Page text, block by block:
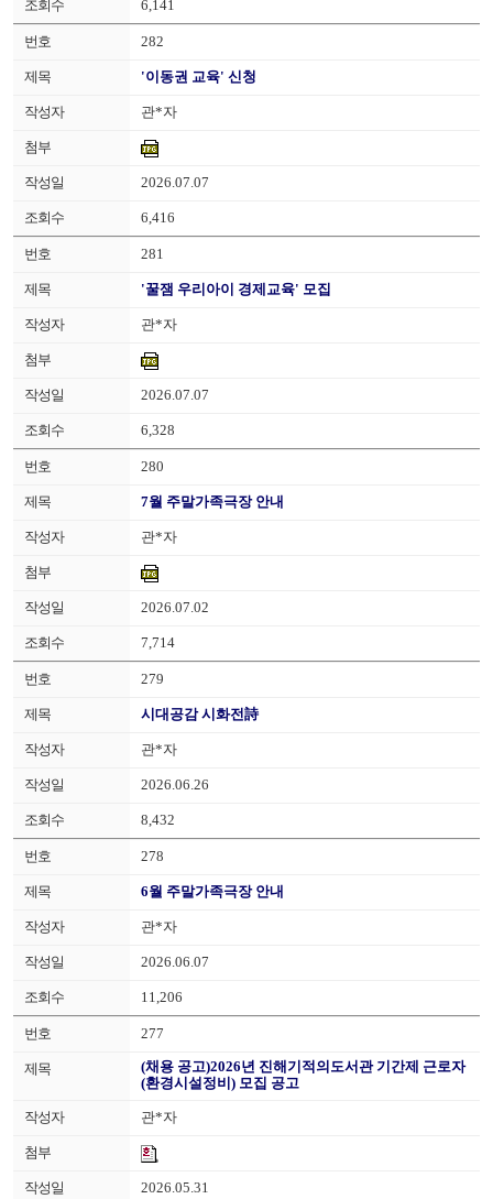
6,141
282
'이동권 교육' 신청
관*자
2026.07.07
6,416
281
'꿀잼 우리아이 경제교육' 모집
관*자
2026.07.07
6,328
280
7월 주말가족극장 안내
관*자
2026.07.02
7,714
279
시대공감 시화전詩
관*자
2026.06.26
8,432
278
6월 주말가족극장 안내
관*자
2026.06.07
11,206
277
(채용 공고)2026년 진해기적의도서관 기간제 근로자
(환경시설정비) 모집 공고
관*자
2026.05.31